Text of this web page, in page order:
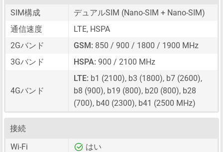
SIM構成 デュアルSIM (Nano-SIM + Nano-SIM)
通信速度
LTE, HSPA
2Gバンド
GSM: 850 / 900 / 1800 / 1900 MHz
3Gバンド
HSPA: 900 / 2100 MHz
4Gバンド
LTE: b1 (2100), b3 (1800), b7 (2600),
b8 (900), b19 (800), b20 (800), b28
(700), b40 (2300), b41 (2500 MHz)
接続
Wi-Fi
はい